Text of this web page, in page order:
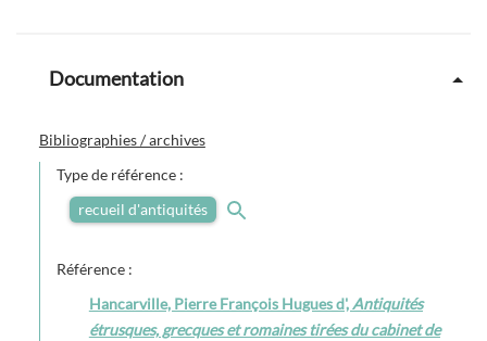
Documentation
Bibliographies / archives
Type de référence :
recueil d'antiquités
Référence :
Hancarville, Pierre François Hugues d',Antiquités
étrusques, grecques et romaines tirées du cabinet de